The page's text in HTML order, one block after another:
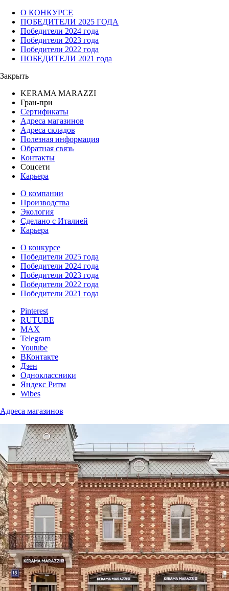
О КОНКУРСЕ
ПОБЕДИТЕЛИ 2025 ГОДА
Победители 2024 года
Победители 2023 года
Победители 2022 года
ПОБЕДИТЕЛИ 2021 года
Закрыть
KERAMA MARAZZI
Гран-при
Сертификаты
Адреса магазинов
Адреса складов
Полезная информация
Обратная связь
Контакты
Соцсети
Карьера
О компании
Производства
Экология
Сделано с Италией
Карьера
О конкурсе
Победители 2025 года
Победители 2024 года
Победители 2023 года
Победители 2022 года
Победители 2021 года
Pinterest
RUTUBE
MAX
Telegram
Youtube
ВКонтакте
Дзен
Одноклассники
Яндекс Ритм
Wibes
Адреса магазинов